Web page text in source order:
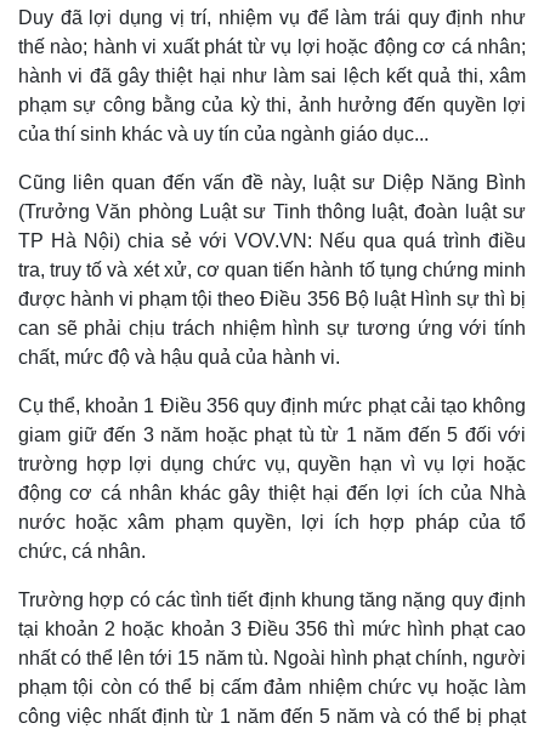
Duy đã lợi dụng vị trí, nhiệm vụ để làm trái quy định như
thế nào; hành vi xuất phát từ vụ lợi hoặc động cơ cá nhân;
hành vi đã gây thiệt hại như làm sai lệch kết quả thi, xâm
phạm sự công bằng của kỳ thi, ảnh hưởng đến quyền lợi
của thí sinh khác và uy tín của ngành giáo dục...
Cũng liên quan đến vấn đề này, luật sư Diệp Năng Bình
(Trưởng Văn phòng Luật sư Tinh thông luật, đoàn luật sư
TP Hà Nội) chia sẻ với VOV.VN: Nếu qua quá trình điều
tra, truy tố và xét xử, cơ quan tiến hành tố tụng chứng minh
được hành vi phạm tội theo Điều 356 Bộ luật Hình sự thì bị
can sẽ phải chịu trách nhiệm hình sự tương ứng với tính
chất, mức độ và hậu quả của hành vi.
Cụ thể, khoản 1 Điều 356 quy định mức phạt cải tạo không
giam giữ đến 3 năm hoặc phạt tù từ 1 năm đến 5 đối với
trường hợp lợi dụng chức vụ, quyền hạn vì vụ lợi hoặc
động cơ cá nhân khác gây thiệt hại đến lợi ích của Nhà
nước hoặc xâm phạm quyền, lợi ích hợp pháp của tổ
chức, cá nhân.
Trường hợp có các tình tiết định khung tăng nặng quy định
tại khoản 2 hoặc khoản 3 Điều 356 thì mức hình phạt cao
nhất có thể lên tới 15 năm tù. Ngoài hình phạt chính, người
phạm tội còn có thể bị cấm đảm nhiệm chức vụ hoặc làm
công việc nhất định từ 1 năm đến 5 năm và có thể bị phạt